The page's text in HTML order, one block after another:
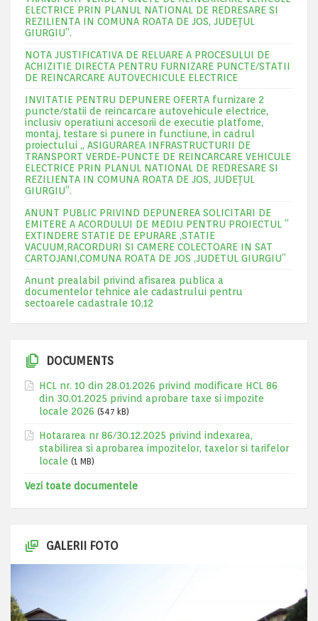
ELECTRICE PRIN PLANUL NATIONAL DE REDRESARE SI
REZILIENTA IN COMUNA ROATA DE JOS, JUDEŢUL
GIURGIU”.
NOTA JUSTIFICATIVA DE RELUARE A PROCESULUI DE
ACHIZITIE DIRECTA PENTRU FURNIZARE PUNCTE/STATII
DE REINCARCARE AUTOVECHICULE ELECTRICE
INVITATIE PENTRU DEPUNERE OFERTA furnizare 2
puncte/statii de reincarcare autovehicule electrice,
inclusiv operatiuni accesorii de executie platfome,
montaj, testare si punere in functiune, in cadrul
proiectului „ ASIGURAREA INFRASTRUCTURII DE
TRANSPORT VERDE-PUNCTE DE REINCARCARE VEHICULE
ELECTRICE PRIN PLANUL NATIONAL DE REDRESARE SI
REZILIENTA IN COMUNA ROATA DE JOS, JUDEŢUL
GIURGIU”.
ANUNT PUBLIC PRIVIND DEPUNEREA SOLICITARI DE
EMITERE A ACORDULUI DE MEDIU PENTRU PROIECTUL ”
EXTINDERE STATIE DE EPURARE ,STATIE
VACUUM,RACORDURI SI CAMERE COLECTOARE IN SAT
CARTOJANI,COMUNA ROATA DE JOS ,JUDETUL GIURGIU”
Anunt prealabil privind afisarea publica a
documentelor tehnice ale cadastrului pentru
sectoarele cadastrale 10,12
DOCUMENTS
HCL nr. 10 din 28.01.2026 privind modificare HCL 86
din 30.01.2025 privind aprobare taxe si impozite
locale 2026 (547 kB)
Hotararea nr 86/30.12.2025 privind indexarea,
stabilirea si aprobarea impozitelor, taxelor si tarifelor
locale (1 MB)
Vezi toate documentele
GALERII FOTO